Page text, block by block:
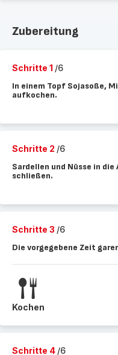
Zubereitung
Schritte 1 /6
In einem Topf Sojasoße,
aufkochen.
Schritte 2 /6
Sardellen und Nüsse in
schließen.
Schritte 3 /6
Die vorgegebene Zeit
Kochen
Schritte 4 /6